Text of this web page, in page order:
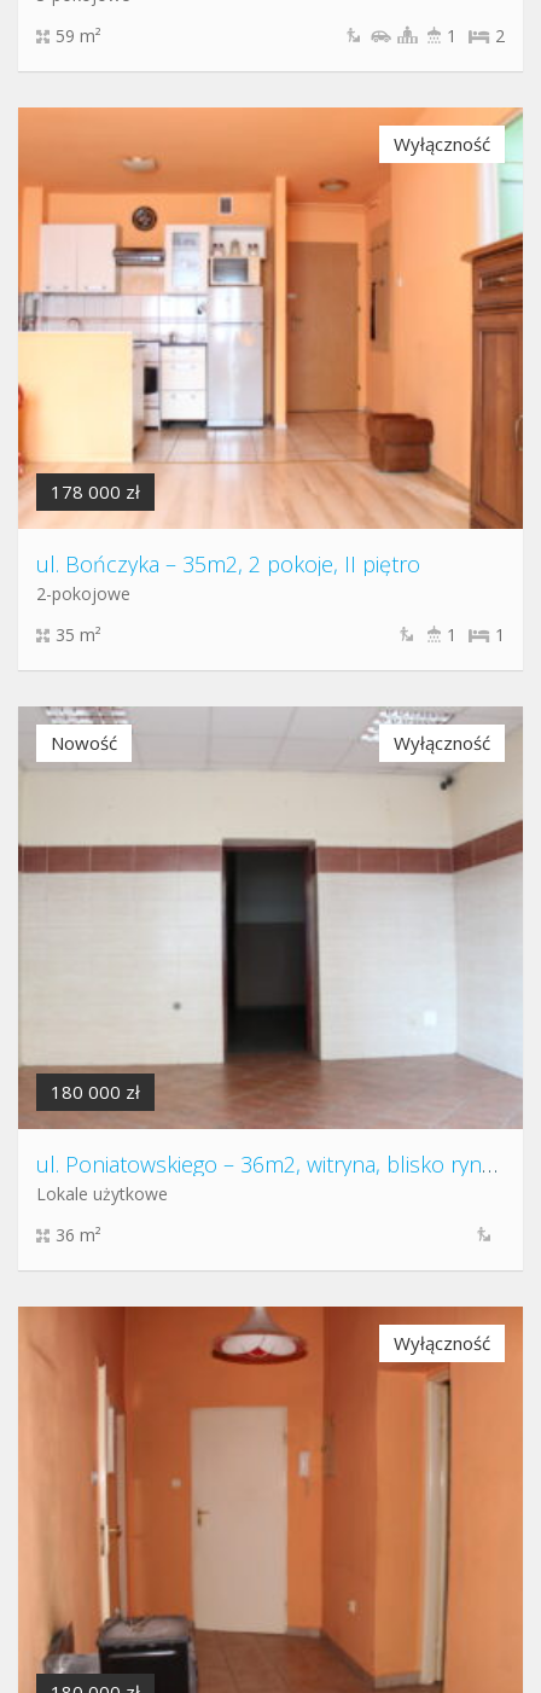
59 m²
2
1
178 000 zł
Wyłączność
ul. Bończyka – 35m2, 2 pokoje, II piętro
2-pokojowe
35 m²
1
1
180 000 zł
Nowość Wyłączność
ul. Poniatowskiego – 36m2, witryna, blisko rynku
Lokale użytkowe
36 m²
Wyłączność